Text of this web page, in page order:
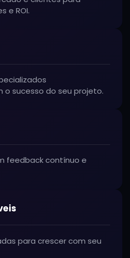
e ROI.
sucesso do seu projeto.
feedback contínuo e
para crescer com seu